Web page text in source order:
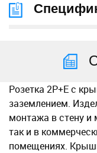
Розетка 2P+E с
заземлением.
монтажа в стену
так и в
помещениях.